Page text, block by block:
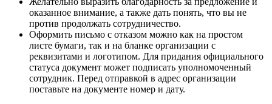
оказанное внимание, а также дать понять, что вы не
против продолжать сотрудничество.
Оформить письмо с отказом можно как на простом
листе бумаги, так и на бланке организации с
реквизитами и логотипом. Для придания официального
статуса документ может подписать уполномоченный
сотрудник. Перед отправкой в адрес организации
поставьте на документе номер и дату.